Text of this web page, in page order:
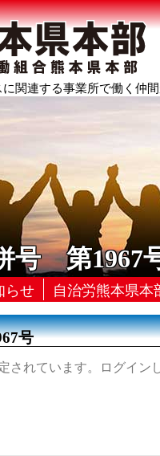
関連する事業所で働く仲
号 第1967
らせ 自治労熊本県本
号
されています。ログイン